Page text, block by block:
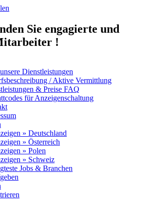
Sie engagierte und
!
Dienstleistungen
/ Aktive Vermittlung
& Preise FAQ
für Anzeigenschaltung
» Deutschland
» Österreich
» Polen
» Schweiz
Jobs & Branchen